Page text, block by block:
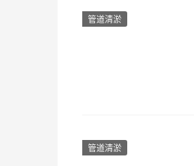
管道清淤
管道清淤